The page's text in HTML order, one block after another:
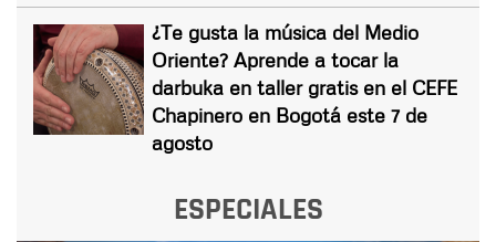
¿Te gusta la música del Medio
Oriente? Aprende a tocar la
darbuka en taller gratis en el CEFE
Chapinero en Bogotá este 7 de
agosto
ESPECIALES